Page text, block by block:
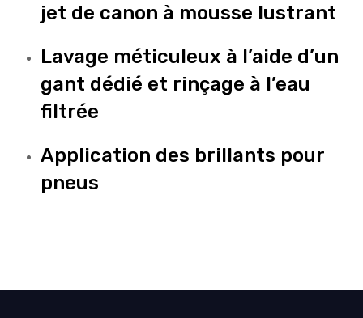
jet de canon à mousse lustrant
Lavage méticuleux à l’aide d’un
gant dédié et rinçage à l’eau
filtrée
Application des brillants pour
pneus